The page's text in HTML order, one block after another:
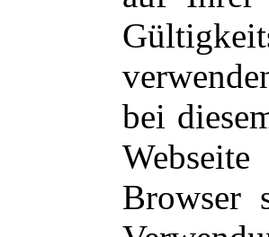
bei
Browser